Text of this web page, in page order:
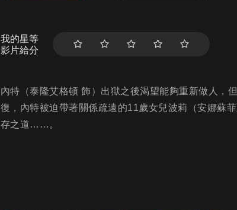
我的星等
影片給分
內特（泰隆艾格頓 飾）出獄之後渴望能夠重新做人，
復，內特被迫帶著關係疏遠的11歲女兒波莉（安娜蘇
存之道……。